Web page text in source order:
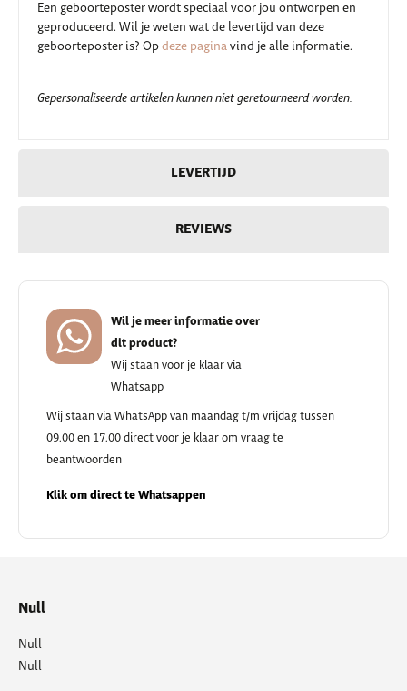
LEVERTIJD
REVIEWS
Een geboorteposter wordt speciaal voor jou ontworpen en
geproduceerd. Wil je weten wat de levertijd van deze
geboorteposter is? Opdeze paginavind je alle informatie.
Gepersonaliseerde artikelen kunnen niet geretourneerd worden.
Wil je meer informatie over
dit product?
Wij staan voor je klaar via
Whatsapp
Wij staan via WhatsApp van maandag t/m vrijdag tussen
09.00 en 17.00 direct voor je klaar om vraag te
beantwoorden
Klik om direct te Whatsappen
Null
Null
Null